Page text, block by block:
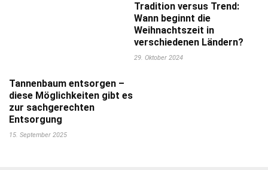
Tradition versus Trend:
Wann beginnt die
Weihnachtszeit in
verschiedenen Ländern?
29. Oktober 2024
Tannenbaum entsorgen –
diese Möglichkeiten gibt es
zur sachgerechten
Entsorgung
15. September 2025